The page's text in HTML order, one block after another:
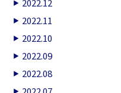
2022.12
2022.11
2022.10
2022.09
2022.08